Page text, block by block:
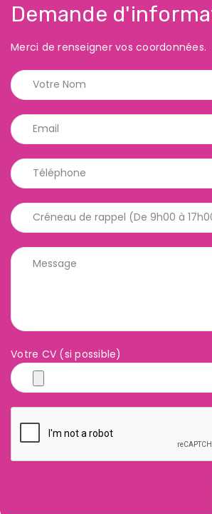
Demande
Merci de renseigner vos coordonnées.
Votre CV (si possible)